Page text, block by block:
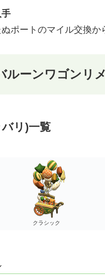
手
ポートのマイル交換か
ルーンワゴンリ
リ)一覧
クラシック